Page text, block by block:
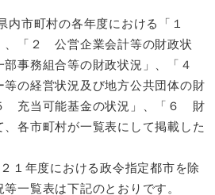
内市町村の各年度における「１
、「２ 公営企業会計等の財政状
事務組合等の財政状況」、「４
の経営状況及び地方公共団体の財
充当可能基金の状況」、「６ 財
各市町村が一覧表にして掲載した
１年度における政令指定都市を除
一覧表は下記のとおりです。